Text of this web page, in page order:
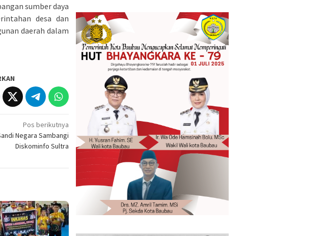
sumber daya
desa dan
daerah dalam
Pos berikutnya
Negara Sambangi
Diskominfo Sultra